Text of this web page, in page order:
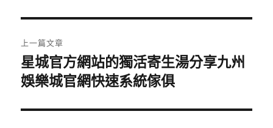
章
導
覽
上一篇文章
上
一
文
星城官方網站的獨活寄生湯分享九州
娛樂城官網快速系統傢俱